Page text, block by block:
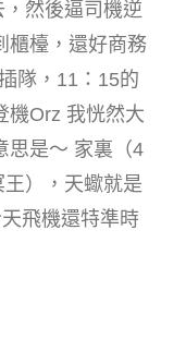
然後逼司機逆
櫃檯，還好商務
隊，11：15的
機Orz 我恍然大
思是～ 家裏（4
），天蠍就是
飛機還特準時